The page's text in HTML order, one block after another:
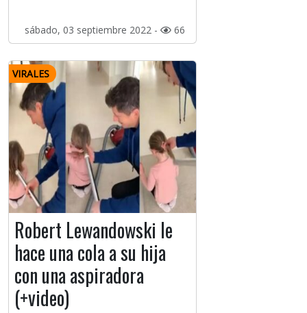
sábado, 03 septiembre 2022 - 66
VIRALES
Robert Lewandowski le
hace una cola a su hija
con una aspiradora
(+video)